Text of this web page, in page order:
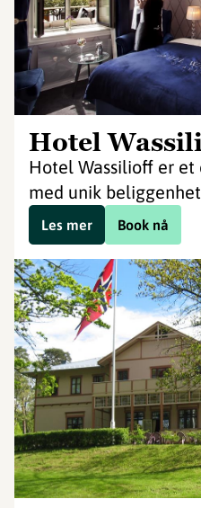
Hotel
Hotel Wassilioff er
med unik
Book nå
Les mer